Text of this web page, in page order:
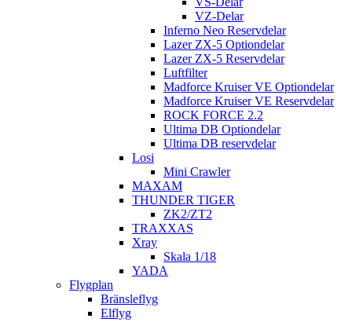
VZ-Delar
Inferno Neo Reservdelar
Lazer ZX-5 Optiondelar
Lazer ZX-5 Reservdelar
Luftfilter
Madforce Kruiser VE Optiondelar
Madforce Kruiser VE Reservdelar
ROCK FORCE 2.2
Ultima DB Optiondelar
Ultima DB reservdelar
Losi
Mini Crawler
MAXAM
THUNDER TIGER
ZK2/ZT2
TRAXXAS
Xray
Skala 1/18
YADA
Flygplan
Bränsleflyg
Elflyg